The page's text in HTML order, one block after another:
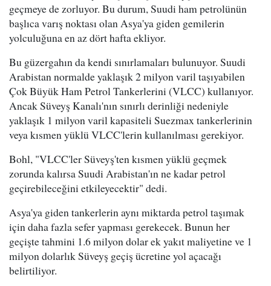
geçmeye de zorluyor. Bu durum, Suudi ham petrolünün
başlıca varış noktası olan Asya'ya giden gemilerin
yolculuğuna en az dört hafta ekliyor.
Bu güzergahın da kendi sınırlamaları bulunuyor. Suudi
Arabistan normalde yaklaşık 2 milyon varil taşıyabilen
Çok Büyük Ham Petrol Tankerlerini (VLCC) kullanıyor.
Ancak Süveyş Kanalı'nın sınırlı derinliği nedeniyle
yaklaşık 1 milyon varil kapasiteli Suezmax tankerlerinin
veya kısmen yüklü VLCC'lerin kullanılması gerekiyor.
Bohl, "VLCC'ler Süveyş'ten kısmen yüklü geçmek
zorunda kalırsa Suudi Arabistan'ın ne kadar petrol
geçirebileceğini etkileyecektir" dedi.
Asya'ya giden tankerlerin aynı miktarda petrol taşımak
için daha fazla sefer yapması gerekecek. Bunun her
geçişte tahmini 1.6 milyon dolar ek yakıt maliyetine ve 1
milyon dolarlık Süveyş geçiş ücretine yol açacağı
belirtiliyor.